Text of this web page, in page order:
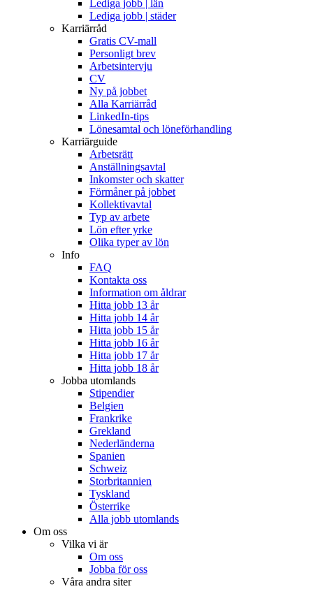
Lediga jobb | län
Lediga jobb | städer
Karriärråd
Gratis CV-mall
Personligt brev
Arbetsintervju
CV
Ny på jobbet
Alla Karriärråd
LinkedIn-tips
Lönesamtal och löneförhandling
Karriärguide
Arbetsrätt
Anställningsavtal
Inkomster och skatter
Förmåner på jobbet
Kollektivavtal
Typ av arbete
Lön efter yrke
Olika typer av lön
Info
FAQ
Kontakta oss
Information om åldrar
Hitta jobb 13 år
Hitta jobb 14 år
Hitta jobb 15 år
Hitta jobb 16 år
Hitta jobb 17 år
Hitta jobb 18 år
Jobba utomlands
Stipendier
Belgien
Frankrike
Grekland
Nederländerna
Spanien
Schweiz
Storbritannien
Tyskland
Österrike
Alla jobb utomlands
Om oss
Vilka vi är
Om oss
Jobba för oss
Våra andra siter